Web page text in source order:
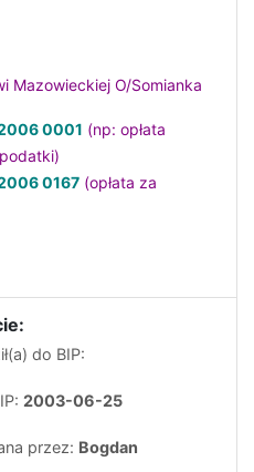
Mazowieckiej O/Somianka
0001 (np: opłata
0167 (opłata za
do BIP:
2003-06-25
przez: Bogdan